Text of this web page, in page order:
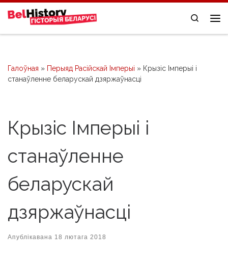
Skip to content
Search
Галоўная » Перыяд Расійскай Імперыі » Крызіс Імперыі і
станаўленне беларускай дзяржаўнасці
Крызіс Імперыі і
станаўленне
беларускай
дзяржаўнасці
Апублікавана 18 лютага 2018